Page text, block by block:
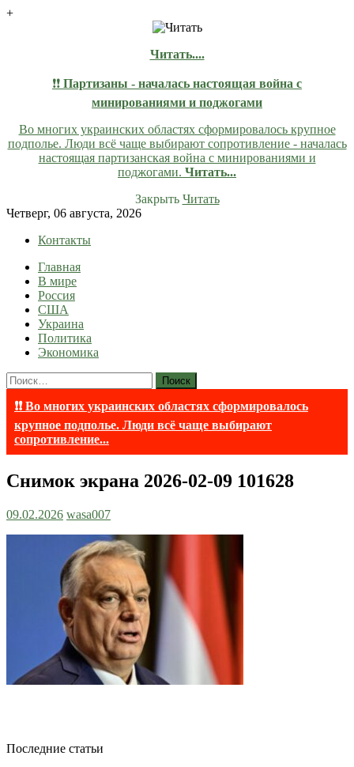
+
Читать....
❗❗ Партизаны - началась настоящая война с
минированиями и поджогами
Во многих украинских областях сформировалось крупное
подполье. Люди всё чаще выбирают сопротивление - началась
настоящая партизанская война с минированиями и
поджогами. Читать...
Закрыть Читать
Skip
content
Четверг, 06 августа, 2026
Контакты
lentaruss
lentaruss — Новости
Главная
В мире
Россия
США
Украина
Политика
Экономика
Найти:
❗❗ Во многих украинских областях сформировалось
крупное подполье. Люди всё чаще выбирают
сопротивление...
Снимок экрана 2026-02-09 101628
09.02.2026 wasa007
Последние статьи